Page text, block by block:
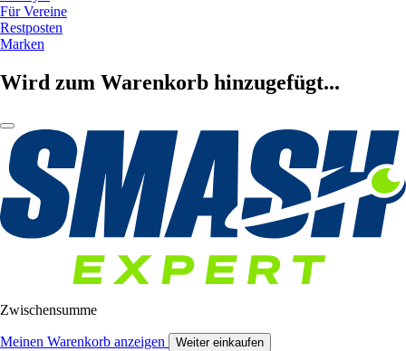
Für Vereine
Restposten
Marken
Wird zum Warenkorb hinzugefügt...
Zwischensumme
Meinen Warenkorb anzeigen Weiter einkaufen